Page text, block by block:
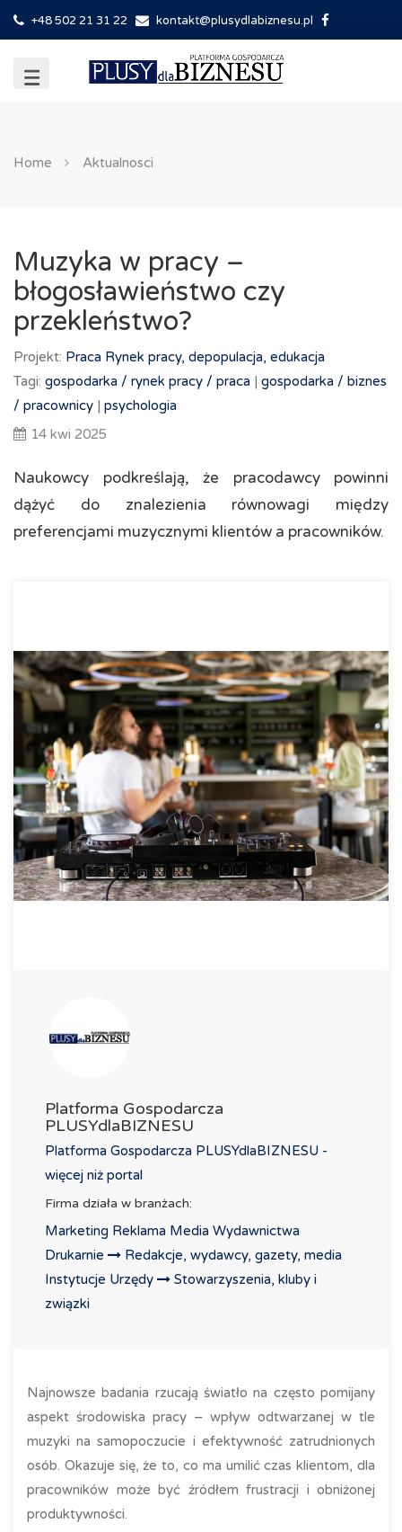
+48 502 21 31 22 kontakt@plusydlabiznesu.pl
Home Aktualnosci
Muzyka w pracy –
błogosławieństwo czy
przekleństwo?
Projekt: Praca Rynek pracy, depopulacja, edukacja
Tagi: gospodarka / rynek pracy / praca | gospodarka / biznes
/ pracownicy | psychologia
14 kwi 2025
Naukowcy podkreślają, że pracodawcy powinni
dążyć do znalezienia równowagi między
preferencjami muzycznymi klientów a pracowników.
Platforma Gospodarcza
PLUSYdlaBIZNESU
Platforma Gospodarcza PLUSYdlaBIZNESU -
więcej niż portal
Firma działa w branżach:
Marketing Reklama Media Wydawnictwa
Drukarnie
Redakcje, wydawcy, gazety, media
Instytucje Urzędy
Stowarzyszenia, kluby i
związki
Najnowsze badania rzucają światło na często pomijany
aspekt środowiska pracy – wpływ odtwarzanej w tle
muzyki na samopoczucie i efektywność zatrudnionych
osób. Okazuje się, że to, co ma umilić czas klientom, dla
pracowników może być źródłem frustracji i obniżonej
produktywności.